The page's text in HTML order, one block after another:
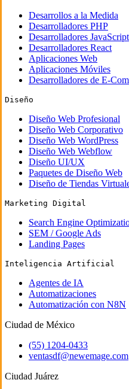
Desarrollos a la Medida
Desarrolladores PHP
Desarrolladores JavaScript
Desarrolladores React
Aplicaciones Web
Aplicaciones Móviles
Desarrolladores de E-
Diseño
Diseño Web Profesional
Diseño Web Corporativo
Diseño Web WordPress
Diseño Web Webflow
Diseño UI/UX
Paquetes de Diseño Web
Diseño de Tiendas
Marketing Digital
Search Engine
SEM / Google Ads
Landing Pages
Inteligencia Artificial
Agentes de IA
Automatizaciones
Automatización con N8N
Ciudad de México
(55) 1204-0433
ventasdf@newemage.com
Ciudad Juárez